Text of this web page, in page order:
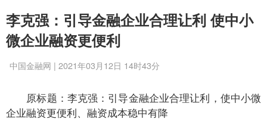
李克强：引导金融企业合理让利 使中小
微企业融资更便利
中国金融网 | 2021年03月12日 14时43分
原标题：李克强：引导金融企业合理让利，使中小微
企业融资更便利、融资成本稳中有降